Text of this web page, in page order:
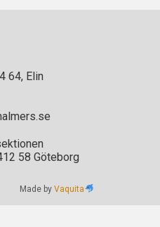
64, Elin
58 Göteborg
Made byVaquita